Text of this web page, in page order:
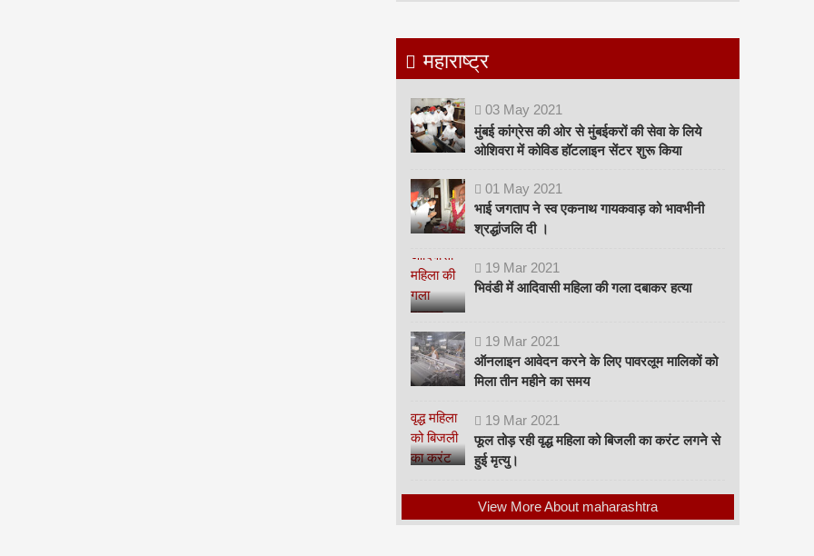
महाराष्ट्र
03 May 2021
मुंबई कांग्रेस की ओर से मुंबईकरों की सेवा के लिये
ओशिवरा में कोविड हॉटलाइन सेंटर शुरू किया
01 May 2021
भाई जगताप ने स्व एकनाथ गायकवाड़ को भावभीनी
श्रद्धांजलि दी ।
19 Mar 2021
भिवंडी में आदिवासी महिला की गला दबाकर हत्या
19 Mar 2021
ऑनलाइन आवेदन करने के लिए पावरलूम मालिकों को
मिला तीन महीने का समय
19 Mar 2021
फूल तोड़ रही वृद्ध महिला को बिजली का करंट लगने से
हुई मृत्यु।
View More About maharashtra